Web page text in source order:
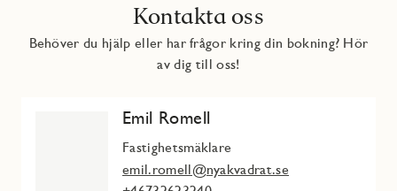
Kontakta oss
Behöver du hjälp eller har frågor kring din bokning? Hör
av dig till oss!
Emil Romell
Fastighetsmäklare
emil.romell@nyakvadrat.se